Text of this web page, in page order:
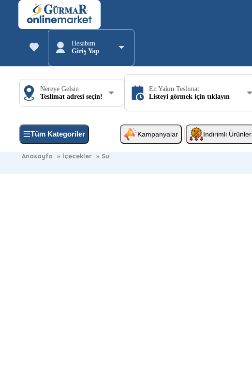
Hesabım
Giriş Yap
Nereye Gelsin
Teslimat adresi seçin!
En Yakın Teslimat
Listeyi görmek için tıklayın
Tüm Kategoriler Kampanyalar İndirimli Ürünler
Anasayfa » İçecekler » Su